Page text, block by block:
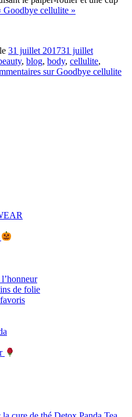
Goodbye cellulite »
31 juillet 201731 juillet
, blog, body, cellulite,
sur Goodbye cellulite
de folie